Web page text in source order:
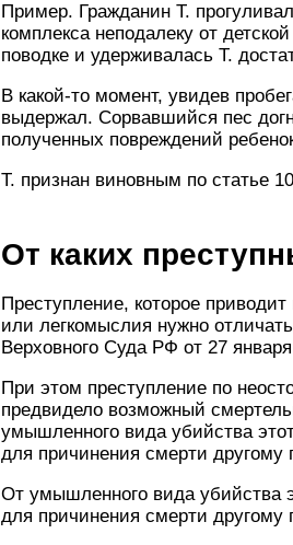
Пример. Гражданин Т.
комплекса неподалеку от
поводке и удерживалась Т.
В какой-то момент, увидев
выдержал. Сорвавшийся пес
полученных повреждений
Т. признан виновным по статье
От каких
Преступление, которое
или легкомыслия нужно
Верховного Суда РФ от 27
При этом преступление по
предвидело возможный
умышленного вида убийства
для причинения смерти другому
От умышленного вида убийства
для причинения смерти другому